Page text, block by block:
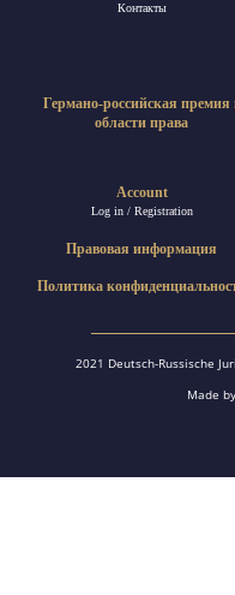
Контакты
Германо-российская премия
области права
Account
Log in / Registration
Правовая информация
Политика
2021 Deutsch-Russische
Made by